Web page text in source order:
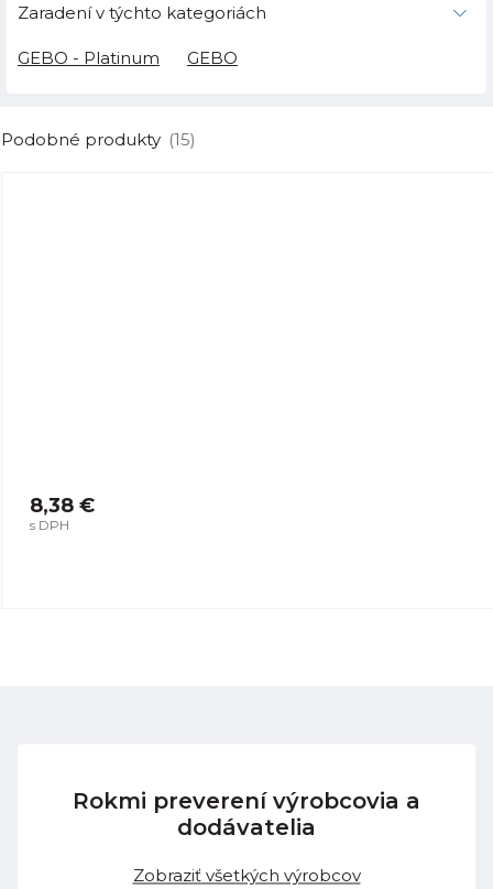
Zaradení v týchto kategoriách
GEBO - Platinum GEBO
Podobné produkty (15)
8,38 €
s DPH
Rokmi preverení výrobcovia a
dodávatelia
Zobraziť všetkých výrobcov